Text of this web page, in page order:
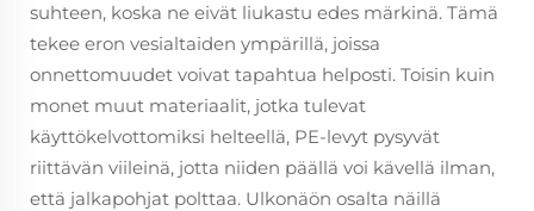
suhteen, koska ne eivät liukastu edes märkinä. Tämä
tekee eron vesialtaiden ympärillä, joissa
onnettomuudet voivat tapahtua helposti. Toisin kuin
monet muut materiaalit, jotka tulevat
käyttökelvottomiksi helteellä, PE-levyt pysyvät
riittävän viileinä, jotta niiden päällä voi kävellä ilman,
että jalkapohjat polttaa. Ulkonäön osalta näillä